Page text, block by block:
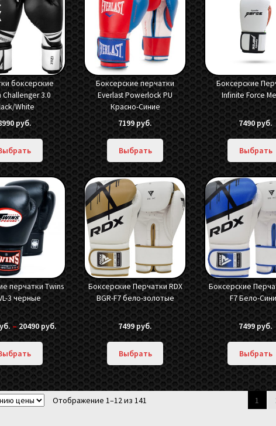
боксерские
Challenger 3.0
White
руб.
Боксерские перчатки
Everlast Powerlock PU
Красно-Синие
7199руб.
Выбрать
Боксерские
Infinite Force
7490руб.
Выбрать
перчатки Twins
3 черные
–20490руб.
Боксерские Перчатки RDX
BGR-F7 бело-золотые
7499руб.
Выбрать
Боксерские
F7 Бело-
7499руб.
Выбрать
Отображение 1–12 из 141 1